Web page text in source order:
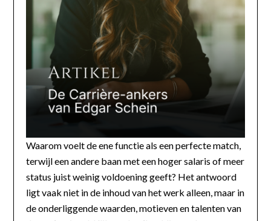
Waarom voelt de ene functie als een perfecte match,
terwijl een andere baan met een hoger salaris of meer
status juist weinig voldoening geeft? Het antwoord
ligt vaak niet in de inhoud van het werk alleen, maar in
de onderliggende waarden, motieven en talenten van